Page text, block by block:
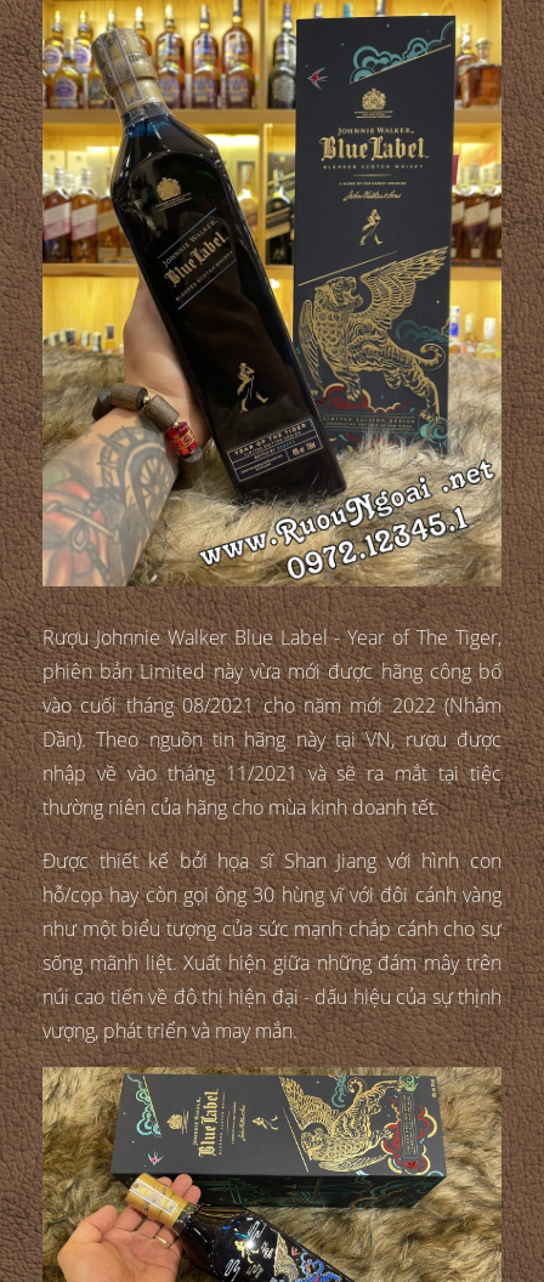
Rượu Johnnie Walker Blue Label - Year of The Tiger,
phiên bản Limited này vừa mới được hãng công bố
vào cuối tháng 08/2021 cho năm mới 2022 (Nhâm
Dần). Theo nguồn tin hãng này tại VN, rượu được
nhập về vào tháng 11/2021 và sẽ ra mắt tại tiệc
thường niên của hãng cho mùa kinh doanh tết.
Được thiết kế bởi họa sĩ Shan Jiang với hình con
hỗ/cọp hay còn gọi ông 30 hùng vĩ với đôi cánh vàng
như một biểu tượng của sức mạnh chắp cánh cho sự
sống mãnh liệt. Xuất hiện giữa những đám mây trên
núi cao tiến về đô thị hiện đại - dấu hiệu của sự thịnh
vượng, phát triển và may mắn.